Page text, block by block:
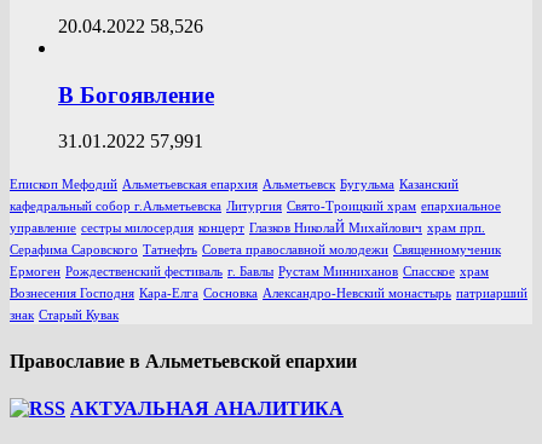
20.04.2022 58,526
В Богоявление
31.01.2022 57,991
Епископ Мефодий Альметьевская епархия Альметьевск Бугульма Казанский
кафедральный собор г.Альметьевска Литургия Свято-Троицкий храм епархиальное
управление сестры милосердия концерт Глазков НиколаЙ Михайлович храм прп.
Серафима Саровского Татнефть Совета православной молодежи Священномученик
Ермоген Рождественский фестиваль г. Бавлы Рустам Минниханов Спасское храм
Вознесения Господня Кара-Елга Сосновка Александро-Невский монастырь патриарший
знак Старый Кувак
Православие в Альметьевской епархии
АКТУАЛЬНАЯ АНАЛИТИКА